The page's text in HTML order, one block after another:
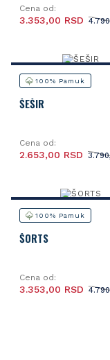
Cena od:
3.353,00 RSD
100% Pamuk
ŠEŠIR
Cena od:
2.653,00 RSD
100% Pamuk
ŠORTS
Cena od:
3.353,00 RSD